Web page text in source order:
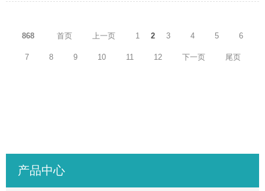
868 首页 上一页 1 2 3 4 5 6
7 8 9 10 11 12 下一页 尾页
产品中心